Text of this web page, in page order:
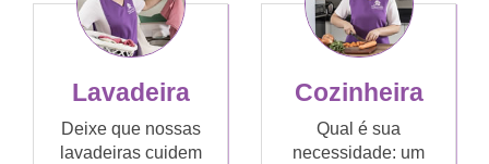
Lavadeira
Deixe que nossas
lavadeiras cuidem
Cozinheira
Qual é sua
necessidade: um